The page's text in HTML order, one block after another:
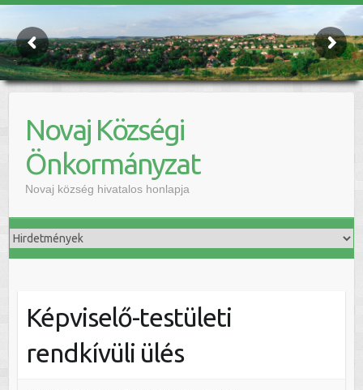
Novaj Községi
Önkormányzat
Novaj község hivatalos honlapja
Képviselő-testületi
rendkívüli ülés